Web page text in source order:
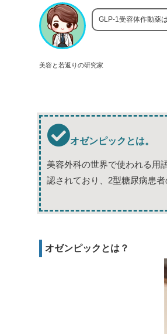
美容と若返りの研究家
GLP-1受容体作動薬
オゼンピックとは。
美容外科の世界で使われる用
認されており、2型糖尿病患
オゼンピックとは？